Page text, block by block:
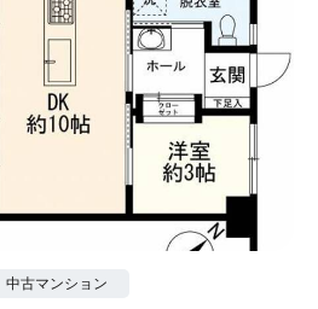
中古マンション